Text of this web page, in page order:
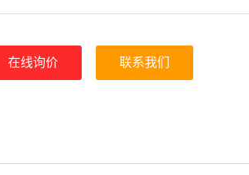
在线询价 联系我们